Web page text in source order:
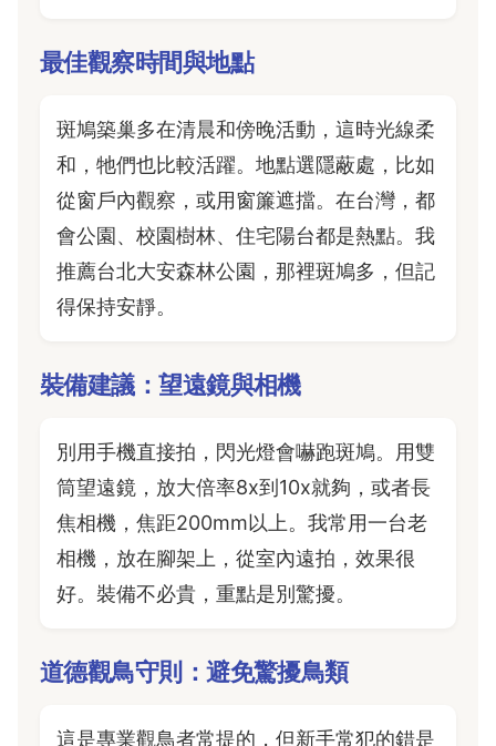
最佳觀察時間與地點
斑鳩築巢多在清晨和傍晚活動，這時光線柔
和，牠們也比較活躍。地點選隱蔽處，比如
從窗戶內觀察，或用窗簾遮擋。在台灣，都
會公園、校園樹林、住宅陽台都是熱點。我
推薦台北大安森林公園，那裡斑鳩多，但記
得保持安靜。
裝備建議：望遠鏡與相機
別用手機直接拍，閃光燈會嚇跑斑鳩。用雙
筒望遠鏡，放大倍率8x到10x就夠，或者長
焦相機，焦距200mm以上。我常用一台老
相機，放在腳架上，從室內遠拍，效果很
好。裝備不必貴，重點是別驚擾。
道德觀鳥守則：避免驚擾鳥類
這是專業觀鳥者常提的，但新手常犯的錯是